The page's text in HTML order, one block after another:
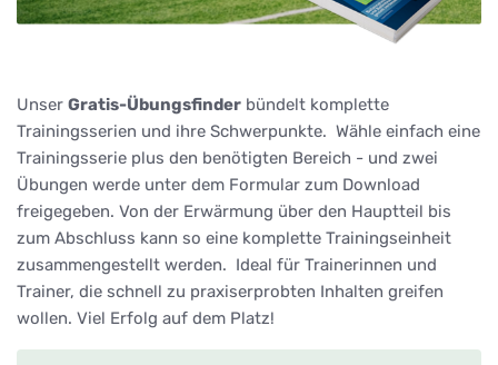
Unser Gratis-Übungsfinder bündelt komplette
Trainingsserien und ihre Schwerpunkte. Wähle einfach eine
Trainingsserie plus den benötigten Bereich - und zwei
Übungen werde unter dem Formular zum Download
freigegeben. Von der Erwärmung über den Hauptteil bis
zum Abschluss kann so eine komplette Trainingseinheit
zusammengestellt werden. Ideal für Trainerinnen und
Trainer, die schnell zu praxiserprobten Inhalten greifen
wollen. Viel Erfolg auf dem Platz!